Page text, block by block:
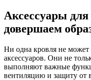
Аксессуары
довершаем
Ни одна кровля не может
аксессуаров. Они не
выполняют важные
вентиляцию и защиту от